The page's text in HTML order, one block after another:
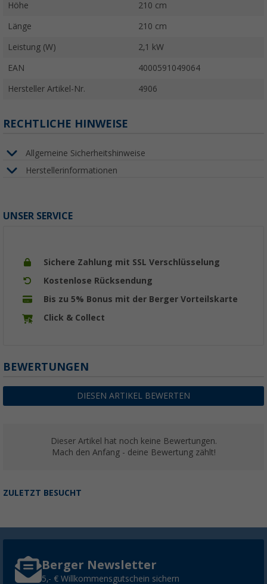
Höhe 210 cm
Länge 210 cm
Leistung (W) 2,1 kW
EAN 4000591049064
Hersteller Artikel-Nr. 4906
RECHTLICHE HINWEISE
Allgemeine Sicherheitshinweise
Herstellerinformationen
UNSER SERVICE
Sichere Zahlung mit SSL Verschlüsselung
Kostenlose Rücksendung
Bis zu 5% Bonus mit der Berger Vorteilskarte
Click & Collect
BEWERTUNGEN
DIESEN ARTIKEL BEWERTEN
Dieser Artikel hat noch keine Bewertungen.
Mach den Anfang - deine Bewertung zählt!
ZULETZT BESUCHT
Berger Newsletter
5,- € Willkommensgutschein sichern